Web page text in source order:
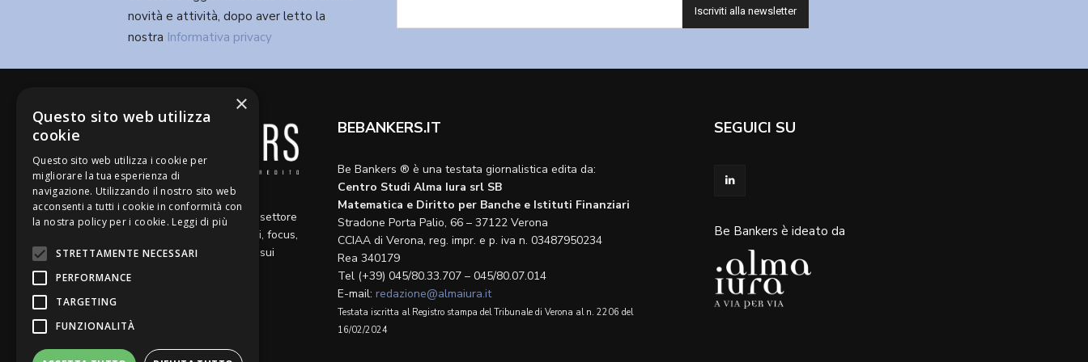
novità e attività, dopo aver letto la
nostra Informativa privacy
Diamo voce a riflessioni,
aggiornamenti e opinioni sul settore
del credito, ospitando articoli, focus,
approfondimenti e interviste sui
BEBANKERS.IT
Be Bankers ® è una testata giornalistica edita da:
Centro Studi Alma Iura srl SB
Matematica e Diritto per Banche e Istituti Finanziari
Stradone Porta Palio, 66 – 37122 Verona
CCIAA di Verona, reg. impr. e p. iva n. 03487950234
Rea 340179
Tel (+39) 045/80.33.707 – 045/80.07.014
E-mail: redazione@almaiura.it
Testata iscritta al Registro stampa del Tribunale di Verona al n. 2206 del
16/02/2024
SEGUICI SU
Be Bankers è ideato da
×
Questo sito web utilizza
cookie
Questo sito web utilizza i cookie per
migliorare la tua esperienza di
navigazione. Utilizzando il nostro sito web
acconsenti a tutti i cookie in conformità con
la nostra policy per i cookie. Leggi di più
STRETTAMENTE NECESSARI
PERFORMANCE
TARGETING
FUNZIONALITÀ